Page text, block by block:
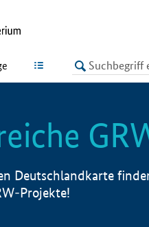
LISTE
Deutschlandkarte
Projekte!